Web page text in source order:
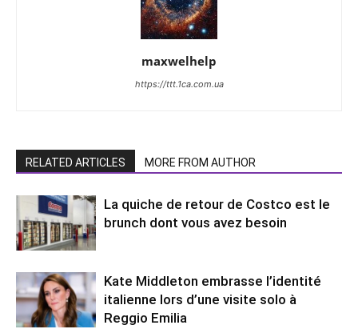
maxwelhelp
https://ttt.1ca.com.ua
RELATED ARTICLES MORE FROM AUTHOR
La quiche de retour de Costco est le
brunch dont vous avez besoin
Kate Middleton embrasse l’identité
italienne lors d’une visite solo à
Reggio Emilia